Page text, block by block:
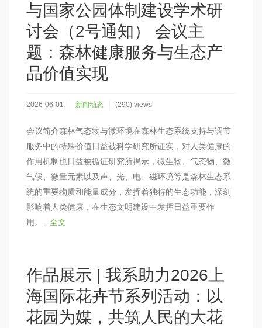
与国家公园体制建设学术研
讨会（2号通知） 会议主
题：森林健康服务与生态产
品价值实现
2026-06-01 新闻动态 (290) views
会议简介森林气态物与微环境在森林生态系统支持与调节
服务中的特殊价值日益被科学研究所证实，对人类健康的
作用机制也日益被循证研究所揭示，微生物、气态物、微
气候、微量元素以及声、光、电、磁环境等是森林生态系
统的重要物质和能量成分，发挥着独特的生态功能，深刻
影响着人类健康，在生态文明建设中发挥日益重要作
用。... 全文
作品展示 | 我系助力2026上
海国际花卉节系列活动：以
花园为媒，共筑人民的大花